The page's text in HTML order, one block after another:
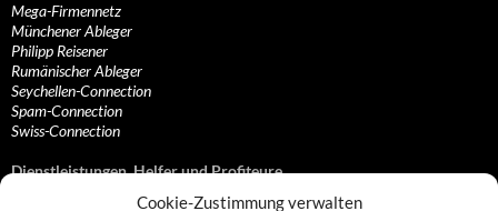
Cookie-Zustimmung verwalten
Mega-Firmennetz
Münchener Ableger
Philipp Reisener
Rumänischer Ableger
Seychellen-Connection
Spam-Connection
Swiss-Connection
Dienstleistungen, Helfer und Profiteure